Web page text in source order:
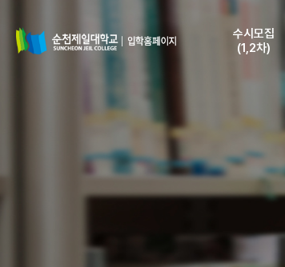
수시모집
(1,2차)
지원자격
인터넷 원서접
등록안내
(수험표출력)